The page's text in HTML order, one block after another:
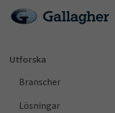
Utforska
Branscher
Lösningar